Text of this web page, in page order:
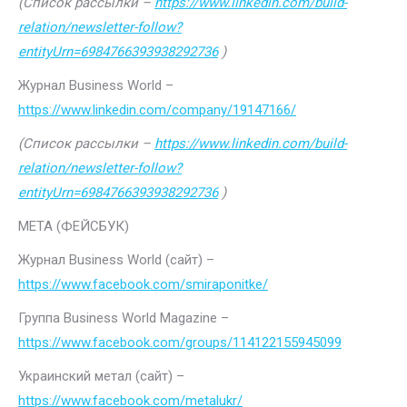
relation/newsletter-follow?
entityUrn=6984766393938292736)
Журнал Business World –
https://www.linkedin.com/company/19147166/
(Список рассылки – https://www.linkedin.com/build-
relation/newsletter-follow?
entityUrn=6984766393938292736)
МЕТА (ФЕЙСБУК)
Журнал Business World (сайт) –
https://www.facebook.com/smiraponitke/
Группа Business World Magazine –
https://www.facebook.com/groups/114122155945099
Украинский метал (сайт) –
https://www.facebook.com/metalukr/